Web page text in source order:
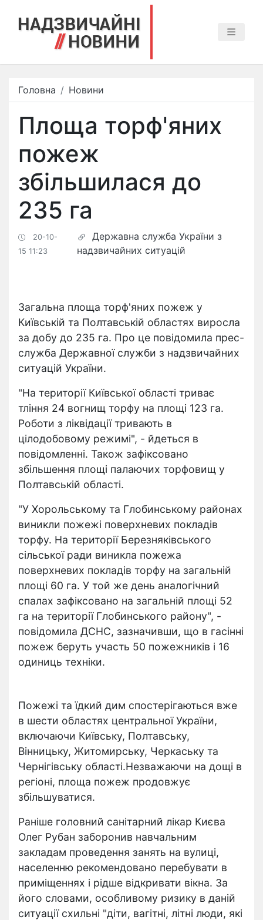
Головна Новини
Площа торф'яних
пожеж
збільшилася до
235 га
20-10-
15 11:23
Державна служба України з
надзвичайних ситуацій
Загальна площа торф'яних пожеж у
Київській та Полтавській областях виросла
за добу до 235 га. Про це повідомила прес-
служба Державної служби з надзвичайних
ситуацій України.
"На території Київської області триває
тління 24 вогнищ торфу на площі 123 га.
Роботи з ліквідації тривають в
цілодобовому режимі", - йдеться в
повідомленні. Також зафіксовано
збільшення площі палаючих торфовищ у
Полтавській області.
"У Хорольському та Глобинському районах
виникли пожежі поверхневих покладів
торфу. На території Березняківського
сільської ради виникла пожежа
поверхневих покладів торфу на загальній
площі 60 га. У той же день аналогічний
спалах зафіксовано на загальній площі 52
га на території Глобинського району", -
повідомила ДСНС, зазначивши, що в гасінні
пожеж беруть участь 50 пожежників і 16
одиниць техніки.
Пожежі та їдкий дим спостерігаються вже
в шести областях центральної України,
включаючи Київську, Полтавську,
Вінницьку, Житомирську, Черкаську та
Чернігівську області.Незважаючи на дощі в
регіоні, площа пожеж продовжує
збільшуватися.
Раніше головний санітарний лікар Києва
Олег Рубан заборонив навчальним
закладам проведення занять на вулиці,
населенню рекомендовано перебувати в
приміщеннях і рідше відкривати вікна. За
його словами, особливому ризику в даній
ситуації схильні "діти, вагітні, літні люди, які